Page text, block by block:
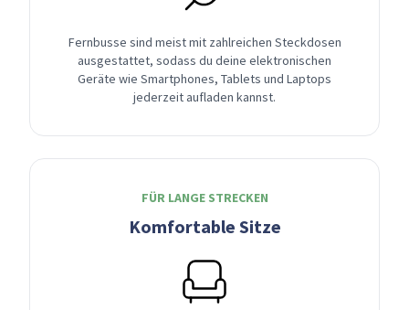
Fernbusse sind meist mit zahlreichen Steckdosen
ausgestattet, sodass du deine elektronischen
Geräte wie Smartphones, Tablets und Laptops
jederzeit aufladen kannst.
FÜR LANGE STRECKEN
Komfortable Sitze